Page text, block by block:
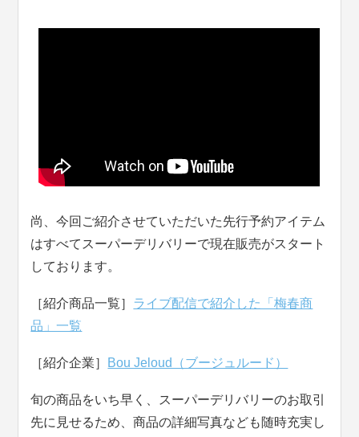
尚、今回ご紹介させていただいた先行予約アイテム
はすべてスーパーデリバリーで現在販売がスタート
しております。
［紹介商品一覧］ ライブ配信で紹介した「梅春商
品」一覧
［紹介企業］ Bou Jeloud（ブージュルード）
旬の商品をいち早く、スーパーデリバリーのお取引
先に見せるため、商品の詳細写真なども随時充実し